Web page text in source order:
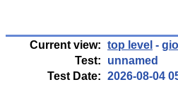
Current view: top level - gio
Test:
unnamed
Test Date: 2026-08-04